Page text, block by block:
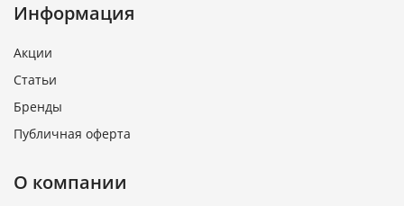
Информация
Акции
Статьи
Бренды
Публичная оферта
О компании